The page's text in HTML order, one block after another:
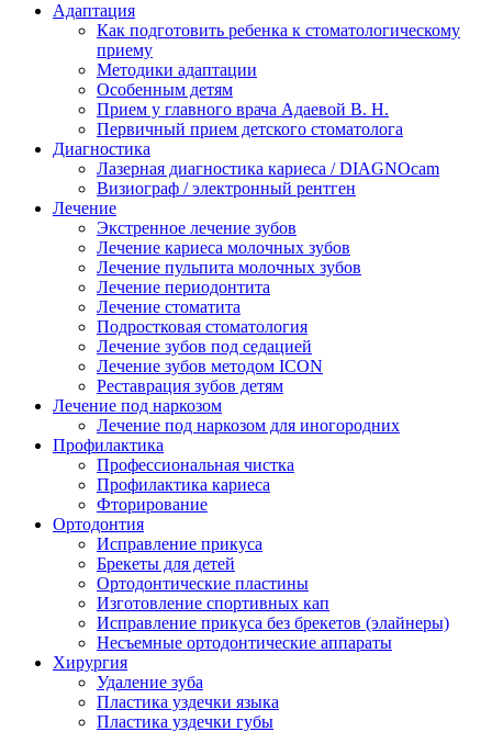
Адаптация
Как подготовить ребенка к стоматологическому
приему
Методики адаптации
Особенным детям
Прием у главного врача Адаевой В. Н.
Первичный прием детского стоматолога
Диагностика
Лазерная диагностика кариеса / DIAGNOcam
Визиограф / электронный рентген
Лечение
Экстренное лечение зубов
Лечение кариеса молочных зубов
Лечение пульпита молочных зубов
Лечение периодонтита
Лечение стоматита
Подростковая стоматология
Лечение зубов под седацией
Лечение зубов методом ICON
Реставрация зубов детям
Лечение под наркозом
Лечение под наркозом для иногородних
Профилактика
Профессиональная чистка
Профилактика кариеса
Фторирование
Ортодонтия
Исправление прикуса
Брекеты для детей
Ортодонтические пластины
Изготовление спортивных кап
Исправление прикуса без брекетов (элайнеры)
Несъемные ортодонтические аппараты
Хирургия
Удаление зуба
Пластика уздечки языка
Пластика уздечки губы